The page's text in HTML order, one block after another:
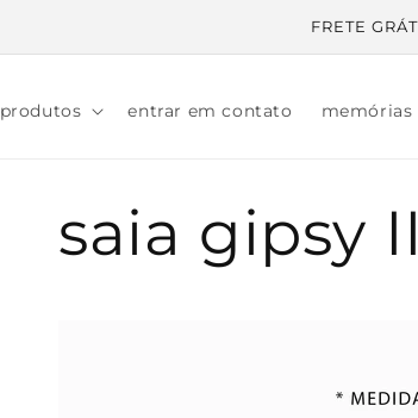
FRETE
produtos entrar em contato memórias
saia gipsy